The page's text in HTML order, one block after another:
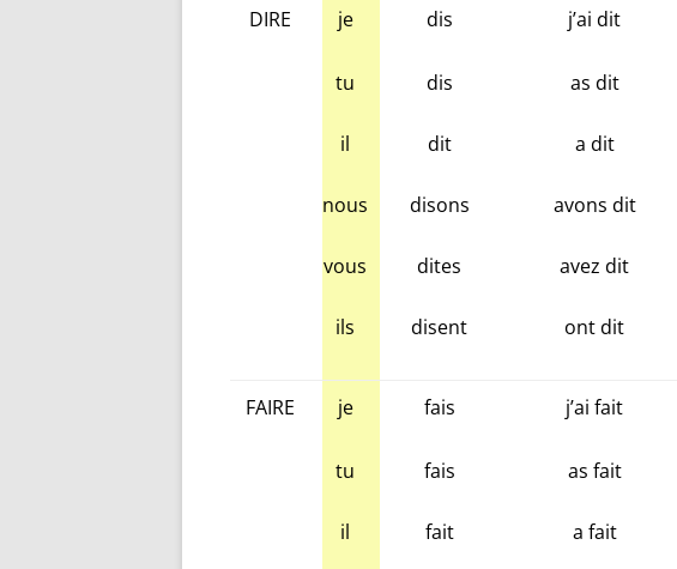
DIRE je
tu
il
nous
vous
ils
dis
dis
dit
disons
dites
disent
j’ai dit
as dit
a dit
avons dit
avez dit
ont dit
FAIRE je
tu
il
fais
fais
fait
j’ai fait
as fait
a fait